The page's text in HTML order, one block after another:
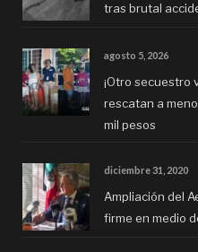
tras brutal
agosto 5, 2026
¡Otro secuestro
rescatan a
mil pesos
diciembre 31, 2020
Ampliación del
firme en medio